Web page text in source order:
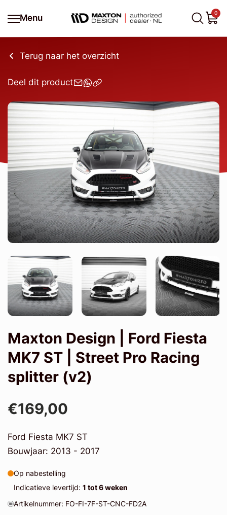
Menu
0
Terug naar het overzicht
Deel dit product
Maxton Design | Ford Fiesta
MK7 ST | Street Pro Racing
splitter (v2)
€169,00
Ford Fiesta MK7 ST
Bouwjaar: 2013 - 2017
Op nabestelling
Indicatieve levertijd: 1 tot 6 weken
Artikelnummer: FO-FI-7F-ST-CNC-FD2A